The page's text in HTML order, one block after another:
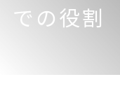
での役割